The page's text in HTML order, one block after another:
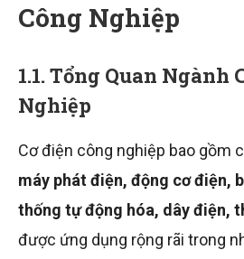
Công Nghiệp
1.1. Tổng Quan Ngành
Nghiệp
Cơ điện công nghiệp bao gồm
máy phát điện, động cơ điện,
thống tự động hóa, dây điện,
được ứng dụng rộng rãi trong